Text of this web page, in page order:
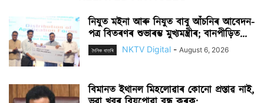
নিযুত মইনা আৰু নিযুত বাবু আঁচনিৰ আবেদন-
পত্ৰ বিতৰণৰ শুভাৰম্ভ মুখ্যমন্ত্ৰীৰ; বানপীড়িত...
দৈনিক বাতৰি NKTV Digital - August 6, 2026
বিমানত ইথানল মিহলোৱাৰ কোনো প্ৰস্তাৱ নাই,